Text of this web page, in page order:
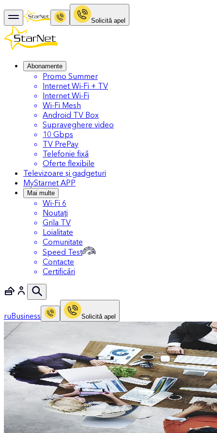
Solicitǎ apel
Abonamente
Promo Summer
Internet Wi-Fi + TV
Internet Wi-Fi
Wi-Fi Mesh
Android TV Box
Supraveghere video
10 Gbps
TV PrePay
Telefonie fixă
Oferte flexibile
Televizoare și gadgeturi
MyStarnet APP
Mai multe
Wi-Fi 6
Noutați
Grila TV
Loialitate
Comunitate
Speed Test
Contacte
Certificări
ruBusiness Solicitǎ apel